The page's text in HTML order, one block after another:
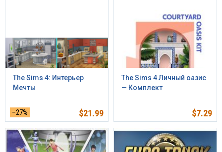
The Sims 4: Интерьер
Мечты
–27% $21.99
The Sims 4 Личный оазис
— Комплект
$7.29